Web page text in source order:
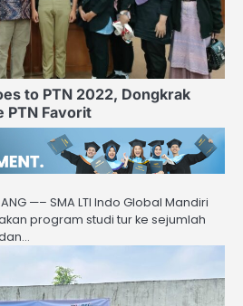
to PTN 2022, Dongkrak
PTN Favorit
—– SMA LTI Indo Global Mandiri
program studi tur ke sejumlah